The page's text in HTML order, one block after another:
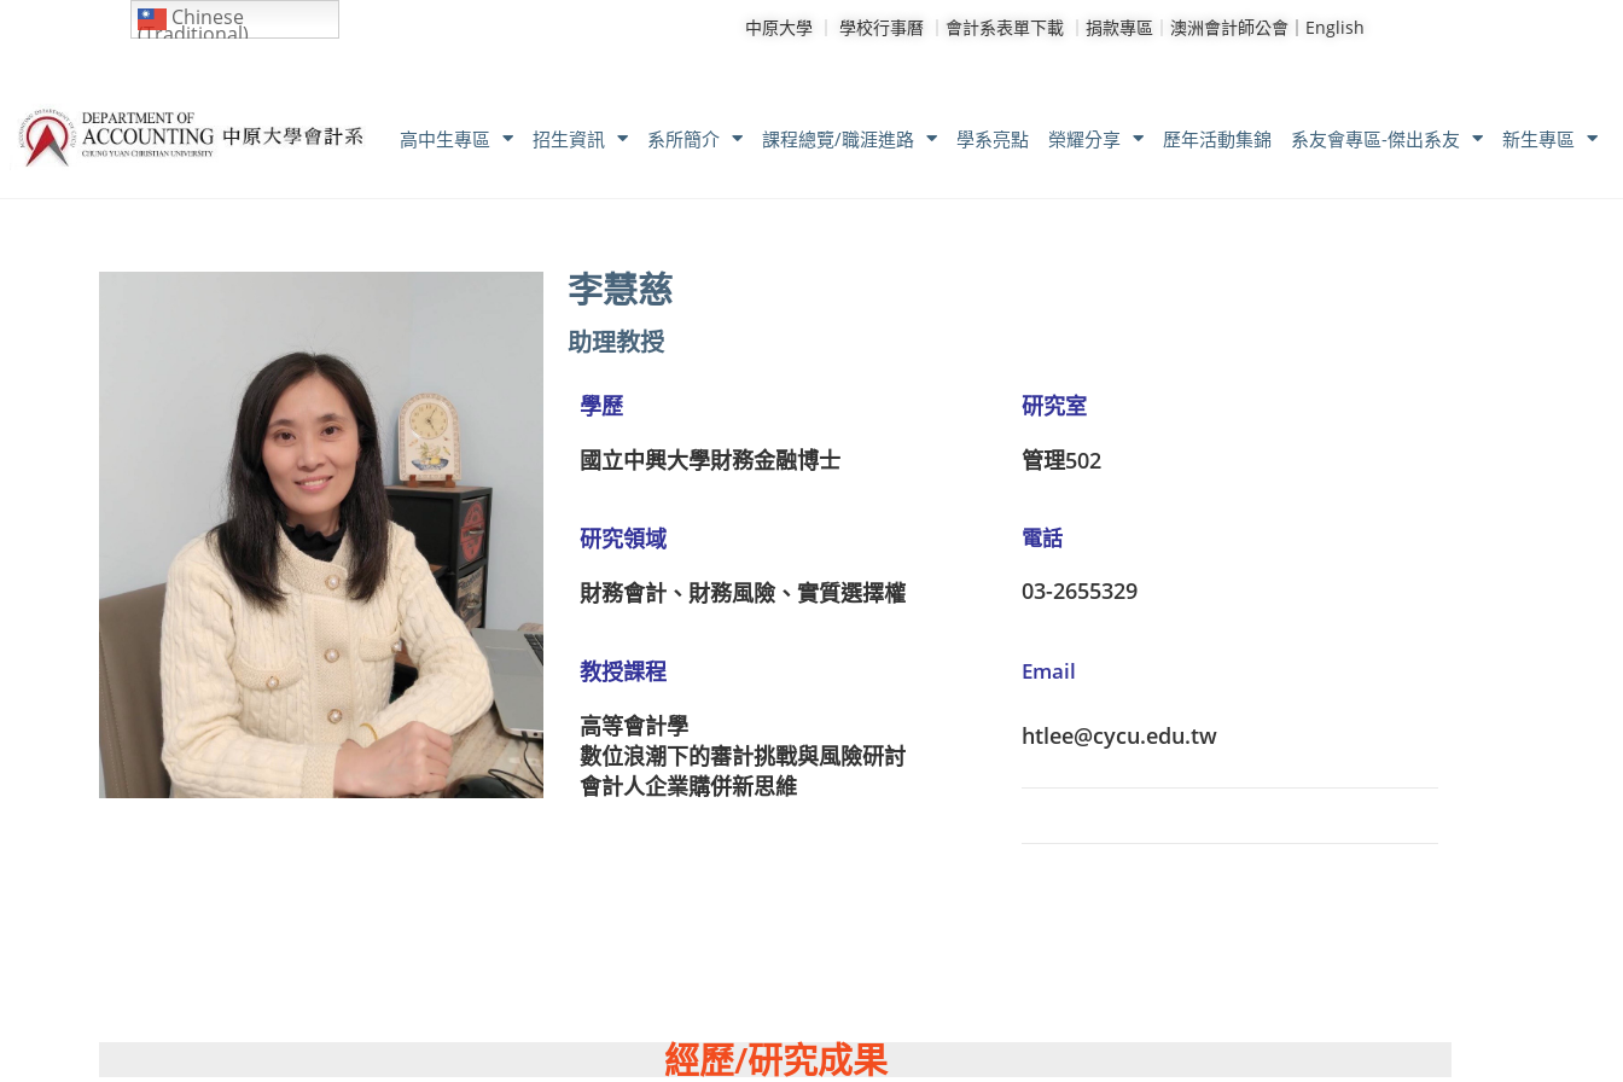
中原大學 ｜ 學校行事曆 ｜ 會計系表單下載 ｜ 捐款專區 ｜ 澳洲會計師公會｜ English
高中生專區 招生資訊 系所簡介 課程總覽/職涯進路 學系亮點 榮耀分享 歷年活動集錦 系友會專區-傑出系友 新生專區
李慧慈
助理教授
學歷
國立中興大學財務金融博士
研究室
管理502
研究領域
財務會計、財務風險、實質選擇權
電話
03-2655329
教授課程
高等會計學
數位浪潮下的審計挑戰與風險研討
會計人企業購併新思維
Email
htlee@cycu.edu.tw
經歷/研究成果
Chinese
(Traditional)